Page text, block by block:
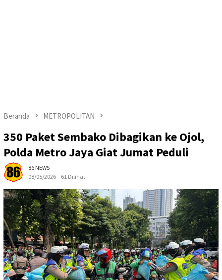
Beranda METROPOLITAN
350 Paket Sembako Dibagikan ke Ojol,
Polda Metro Jaya Giat Jumat Peduli
86 NEWS
08/05/2026
61 Dilihat